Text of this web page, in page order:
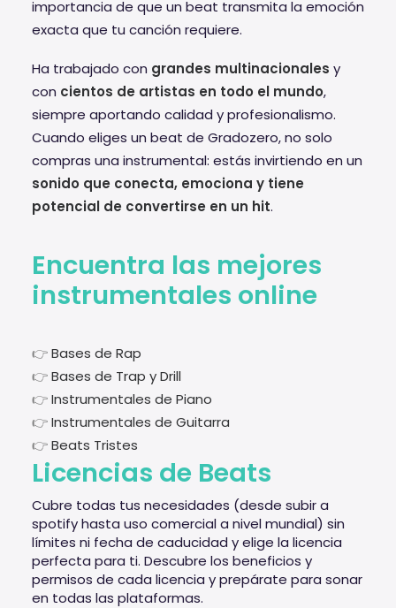
importancia de que un beat transmita la emoción
exacta que tu canción requiere.
Ha trabajado con grandes multinacionales y
con cientos de artistas en todo el mundo,
siempre aportando calidad y profesionalismo.
Cuando eliges un beat de Gradozero, no solo
compras una instrumental: estás invirtiendo en un
sonido que conecta, emociona y tiene
potencial de convertirse en un hit.
Encuentra las mejores
instrumentales online
👉Bases de Rap
👉Bases de Trap y Drill
👉Instrumentales de Piano
👉Instrumentales de Guitarra
👉Beats Tristes
Licencias de Beats
Cubre todas tus necesidades (desde subir a
spotify hasta uso comercial a nivel mundial) sin
límites ni fecha de caducidad y elige la licencia
perfecta para ti. Descubre los beneficios y
permisos de cada licencia y prepárate para sonar
en todas las plataformas.